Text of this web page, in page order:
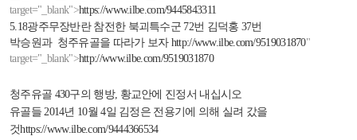
target="_blank">https://www.ilbe.com/9445843311
5.18광주무장반란 참전한 북괴특수군 72번 김덕홍 37번
박승원과 청주유골을 따라가 보자 http://www.ilbe.com/9519031870"
target="_blank">http://www.ilbe.com/9519031870
청주유골 430구의 행방, 황교안에 진정서 내십시오
유골들2014년 10월 4일 김정은 전용기에 의해 실려 갔을
것https://www.ilbe.com/9444366534